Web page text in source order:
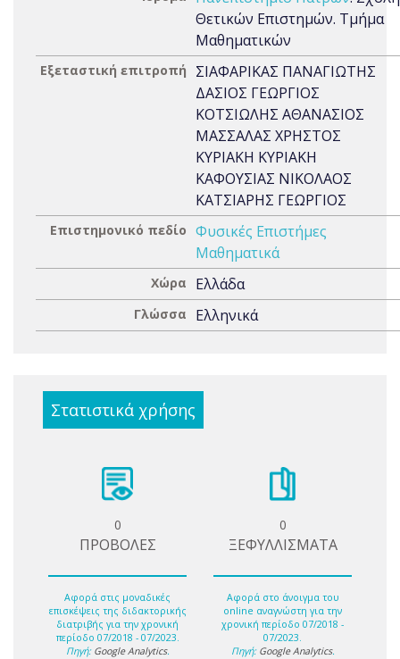
Θετικών Επιστημών. Τμήμα
Μαθηματικών
Εξεταστική επιτροπή
ΣΙΑΦΑΡΙΚΑΣ ΠΑΝΑΓΙΩΤΗΣ
ΔΑΣΙΟΣ ΓΕΩΡΓΙΟΣ
ΚΟΤΣΙΩΛΗΣ ΑΘΑΝΑΣΙΟΣ
ΜΑΣΣΑΛΑΣ ΧΡΗΣΤΟΣ
ΚΥΡΙΑΚΗ ΚΥΡΙΑΚΗ
ΚΑΦΟΥΣΙΑΣ ΝΙΚΟΛΑΟΣ
ΚΑΤΣΙΑΡΗΣ ΓΕΩΡΓΙΟΣ
Επιστημονικό πεδίο Φυσικές Επιστήμες
Μαθηματικά
Χώρα Ελλάδα
Γλώσσα Ελληνικά
Στατιστικά χρήσης
0
ΠΡΟΒΟΛΕΣ
Αφορά στις μοναδικές
επισκέψεις της διδακτορικής
διατριβής για την χρονική
περίοδο 07/2018 - 07/2023.
Πηγή: Google Analytics.
0
ΞΕΦΥΛΛΙΣΜΑΤΑ
Αφορά στο άνοιγμα του
online αναγνώστη για την
χρονική περίοδο 07/2018 -
07/2023.
Πηγή: Google Analytics.